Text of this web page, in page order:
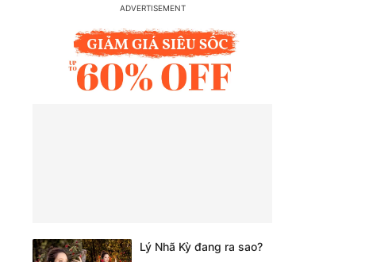
Lý Nhã Kỳ đang ra sao?